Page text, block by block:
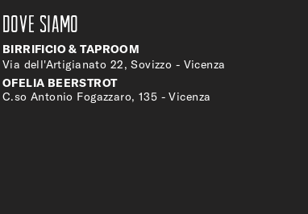
DOVE SIAMO
BIRRIFICIO & TAPROOM
Via dell'Artigianato 22, Sovizzo - Vicenza
OFELIA BEERSTROT
C.so Antonio Fogazzaro, 135 - Vicenza